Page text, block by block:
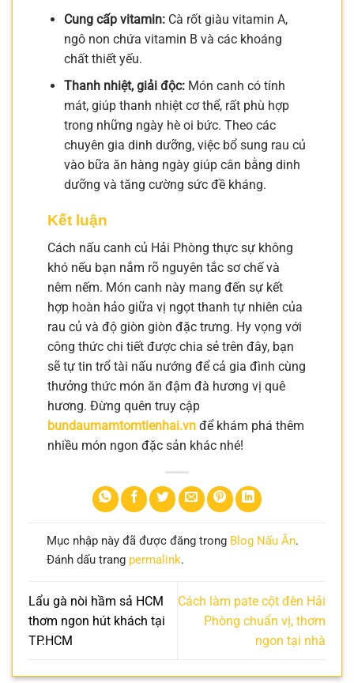
Cung cấp vitamin:Cà rốt giàu vitamin A,
ngô non chứa vitamin B và các khoáng
chất thiết yếu.
Thanh nhiệt, giải độc:Món canh có tính
mát, giúp thanh nhiệt cơ thể, rất phù hợp
trong những ngày hè oi bức. Theo các
chuyên gia dinh dưỡng, việc bổ sung rau củ
vào bữa ăn hàng ngày giúp cân bằng dinh
dưỡng và tăng cường sức đề kháng.
Kết luận
Cách nấu canh củ Hải Phòng thực sự không
khó nếu bạn nắm rõ nguyên tắc sơ chế và
nêm nếm. Món canh này mang đến sự kết
hợp hoàn hảo giữa vị ngọt thanh tự nhiên của
rau củ và độ giòn giòn đặc trưng. Hy vọng với
công thức chi tiết được chia sẻ trên đây, bạn
sẽ tự tin trổ tài nấu nướng để cả gia đình cùng
thưởng thức món ăn đậm đà hương vị quê
hương. Đừng quên truy cập
bundaumamtomtienhai.vn để khám phá thêm
nhiều món ngon đặc sản khác nhé!
Mục nhập này đã được đăng trong Blog Nấu Ăn.
Đánh dấu trang permalink.
Lẩu gà nòi hầm sả HCM
thơm ngon hút khách tại
TP.HCM
Cách làm pate cột đèn Hải
Phòng chuẩn vị, thơm
ngon tại nhà